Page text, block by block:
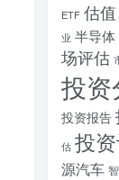
ETF 估值
业 半导体
场评估
投
投资报告
估 投
源汽车